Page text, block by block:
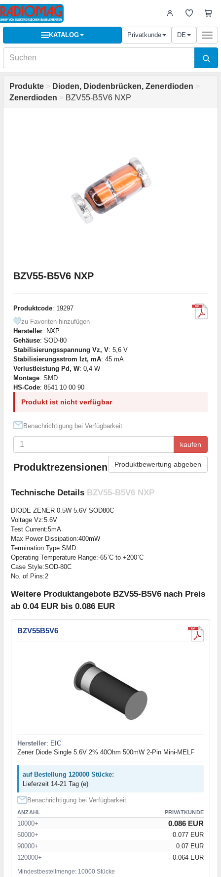
KATALOG Privatkunde DE
Produkte > Dioden, Diodenbrücken, Zenerdioden >
Zenerdioden > BZV55-B5V6 NXP
BZV55-B5V6 NXP
Produktcode: 19297
zu Favoriten hinzufügen
Hersteller: NXP
Gehäuse: SOD-80
Stabilisierungsspannung Vz, V: 5,6 V
Stabilisierungsstrom Izt, mA: 45 mA
Verlustleistung Pd, W: 0,4 W
Montage: SMD
HS-Code: 8541 10 00 90
Produkt ist nicht verfügbar
Benachrichtigung bei Verfügbarkeit
kaufen
Produktrezensionen Produktbewertung abgeben
Technische Details BZV55-B5V6 NXP
DIODE ZENER 0.5W 5.6V SOD80C
Voltage Vz:5.6V
Test Current:5mA
Max Power Dissipation:400mW
Termination Type:SMD
Operating Temperature Range:-65`C to +200`C
Case Style:SOD-80C
No. of Pins:2
Weitere Produktangebote BZV55-B5V6 nach Preis
ab 0.04 EUR bis 0.086 EUR
BZV55B5V6
Hersteller: EIC
Zener Diode Single 5.6V 2% 40Ohm 500mW 2-Pin Mini-MELF
auf Bestellung 120000 Stücke:
Lieferzeit 14-21 Tag (e)
Benachrichtigung bei Verfügbarkeit
ANZAHL PRIVATKUNDE
10000+ 0.086 EUR
60000+
0.077 EUR
90000+
0.07 EUR
120000+
0.064 EUR
Mindestbestellmenge: 10000 Stücke